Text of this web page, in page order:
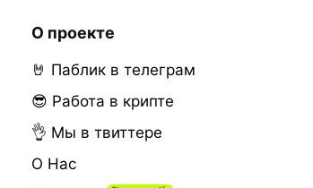
О проекте
🤘 Паблик в телеграм
😎 Работа в крипте
👌 Мы в твиттере
О Нас